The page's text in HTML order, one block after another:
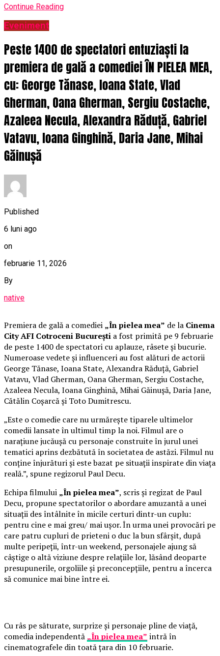
Continue Reading
Eveniment
Peste 1400 de spectatori entuziaști la
premiera de gală a comediei ÎN PIELEA MEA,
cu: George Tănase, Ioana State, Vlad
Gherman, Oana Gherman, Sergiu Costache,
Azaleea Necula, Alexandra Răduță, Gabriel
Vatavu, Ioana Ginghină, Daria Jane, Mihai
Găinușă
Published
6 luni ago
on
februarie 11, 2026
By
native
Premiera de gală a comediei „În pielea mea” de la Cinema
City AFI Cotroceni București a fost primită pe 9 februarie
de peste 1400 de spectatori cu aplauze, râsete și bucurie.
Numeroase vedete și influenceri au fost alături de actorii
George Tănase, Ioana State, Alexandra Răduță, Gabriel
Vatavu, Vlad Gherman, Oana Gherman, Sergiu Costache,
Azaleea Necula, Ioana Ginghină, Mihai Găinușă, Daria Jane,
Cătălin Coșarcă și Toto Dumitrescu.
„Este o comedie care nu urmărește tiparele ultimelor
comedii lansate în ultimul timp la noi. Filmul are o
narațiune jucăușă cu personaje construite în jurul unei
tematici aprins dezbătută în societatea de astăzi. Filmul nu
conține înjurături și este bazat pe situații inspirate din viața
reală.”, spune regizorul Paul Decu.
Echipa filmului „În pielea mea”, scris și regizat de Paul
Decu, propune spectatorilor o abordare amuzantă a unei
situații des întâlnite în micile certuri dintr-un cuplu:
pentru cine e mai greu/ mai ușor. În urma unei provocări pe
care patru cupluri de prieteni o duc la bun sfârșit, după
multe peripeții, într-un weekend, personajele ajung să
câștige o altă viziune despre relațiile lor, lăsând deoparte
presupunerile, orgoliile și preconcepțiile, pentru a încerca
să comunice mai bine între ei.
Cu râs pe săturate, surprize și personaje pline de viață,
comedia independentă „În pielea mea” intră în
cinematografele din toată țara din 10 februarie.